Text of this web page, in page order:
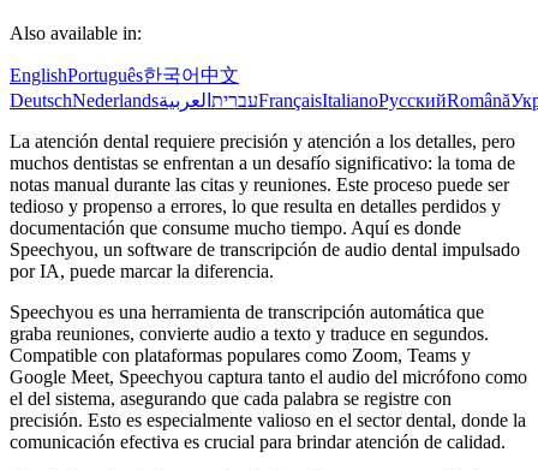
Also available in:
EnglishPortuguês한국어中文
DeutschNederlands עברית العربية FrançaisItalianoРусскийRomână
La atención dental requiere precisión y atención a los detalles, pero
muchos dentistas se enfrentan a un desafío significativo: la toma de
notas manual durante las citas y reuniones. Este proceso puede ser
tedioso y propenso a errores, lo que resulta en detalles perdidos y
documentación que consume mucho tiempo. Aquí es donde
Speechyou, un software de transcripción de audio dental impulsado
por IA, puede marcar la diferencia.
Speechyou es una herramienta de transcripción automática que
graba reuniones, convierte audio a texto y traduce en segundos.
Compatible con plataformas populares como Zoom, Teams y
Google Meet, Speechyou captura tanto el audio del micrófono como
el del sistema, asegurando que cada palabra se registre con
precisión. Esto es especialmente valioso en el sector dental, donde la
comunicación efectiva es crucial para brindar atención de calidad.